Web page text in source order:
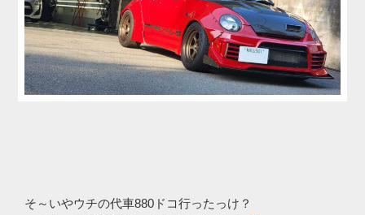
そ～いやウチの代車880ドコ行ったっけ？